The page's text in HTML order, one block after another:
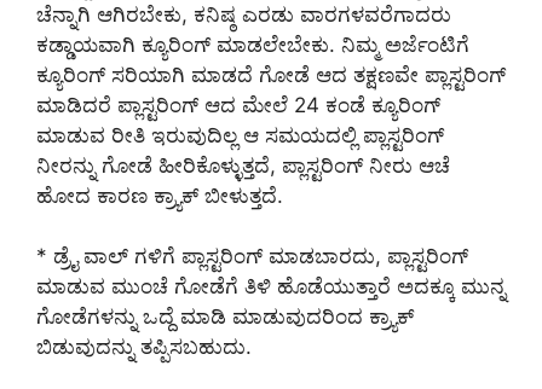
ಚೆನ್ನಾಗಿ ಆಗಿರಬೇಕು, ಕನಿಷ್ಠ ಎರಡು ವಾರಗಳವರೆಗಾದರು
ಕಡ್ಡಾಯವಾಗಿ ಕ್ಯೂರಿಂಗ್ ಮಾಡಲೇಬೇಕು. ನಿಮ್ಮ ಅರ್ಜೆಂಟಿಗೆ
ಕ್ಯೂರಿಂಗ್ ಸರಿಯಾಗಿ ಮಾಡದೆ ಗೋಡೆ ಆದ ತಕ್ಷಣವೇ ಪ್ಲಾಸ್ಟರಿಂಗ್
ಮಾಡಿದರೆ ಪ್ಲಾಸ್ಟರಿಂಗ್ ಆದ ಮೇಲೆ 24 ಕಂಡೆ ಕ್ಯೂರಿಂಗ್
ಮಾಡುವ ರೀತಿ ಇರುವುದಿಲ್ಲ ಆ ಸಮಯದಲ್ಲಿ ಪ್ಲಾಸ್ಟರಿಂಗ್
ನೀರನ್ನು ಗೋಡೆ ಹೀರಿಕೊಳ್ಳುತ್ತದೆ, ಪ್ಲಾಸ್ಟರಿಂಗ್ ನೀರು ಆಚೆ
ಹೋದ ಕಾರಣ ಕ್ರ್ಯಾಕ್ ಬೀಳುತ್ತದೆ.
* ಡ್ರೈ ವಾಲ್ ಗಳಿಗೆ ಪ್ಲಾಸ್ಟರಿಂಗ್ ಮಾಡಬಾರದು, ಪ್ಲಾಸ್ಟರಿಂಗ್
ಮಾಡುವ ಮುಂಚೆ ಗೋಡೆಗೆ ತಿಳಿ ಹೊಡೆಯುತ್ತಾರೆ ಅದಕ್ಕೂ ಮುನ್ನ
ಗೋಡೆಗಳನ್ನು ಒದ್ದೆ ಮಾಡಿ ಮಾಡುವುದರಿಂದ ಕ್ರ್ಯಾಕ್
ಬಿಡುವುದನ್ನು ತಪ್ಪಿಸಬಹುದು.